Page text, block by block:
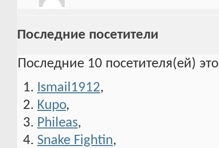
Последние посетители
Последние 10 посетителя(ей)
Ismail1912,
Kupo,
Phileas,
Snake Fightin,